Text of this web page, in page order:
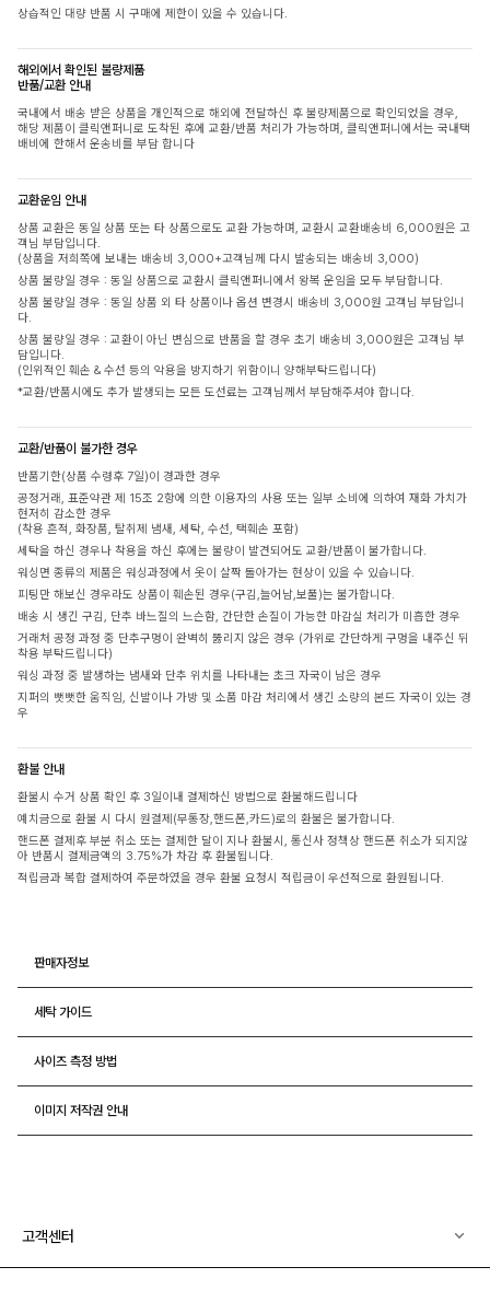
상습적인 대량 반품 시 구매에 제한이 있을 수 있습니다.
해외에서 확인된 불량제품
반품/교환 안내
국내에서 배송 받은 상품을 개인적으로 해외에 전달하신 후 불량제품으로 확인되었을 경우,
해당 제품이 클릭앤퍼니로 도착된 후에 교환/반품 처리가 가능하며, 클릭앤퍼니에서는 국내택
배비에 한해서 운송비를 부담 합니다
교환운임 안내
상품 교환은 동일 상품 또는 타 상품으로도 교환 가능하며, 교환시 교환배송비 6,000원은 고
객님 부담입니다.
(상품을 저희쪽에 보내는 배송비 3,000+고객님께 다시 발송되는 배송비 3,000)
상품 불량일 경우 : 동일 상품으로 교환시 클릭앤퍼니에서 왕복 운임을 모두 부담합니다.
상품 불량일 경우 : 동일 상품 외 타 상품이나 옵션 변경시 배송비 3,000원 고객님 부담입니
다.
상품 불량일 경우 : 교환이 아닌 변심으로 반품을 할 경우 초기 배송비 3,000원은 고객님 부
담입니다.
(인위적인 훼손 & 수선 등의 악용을 방지하기 위함이니 양해부탁드립니다)
*교환/반품시에도 추가 발생되는 모든 도선료는 고객님께서 부담해주셔야 합니다.
교환/반품이 불가한 경우
반품기한(상품 수령후 7일)이 경과한 경우
공정거래, 표준약관 제 15조 2항에 의한 이용자의 사용 또는 일부 소비에 의하여 재화 가치가
현저히 감소한 경우
(착용 흔적, 화장품, 탈취제 냄새, 세탁, 수선, 택훼손 포함)
세탁을 하신 경우나 착용을 하신 후에는 불량이 발견되어도 교환/반품이 불가합니다.
워싱면 종류의 제품은 워싱과정에서 옷이 살짝 돌아가는 현상이 있을 수 있습니다.
피팅만 해보신 경우라도 상품이 훼손된 경우(구김,늘어남,보풀)는 불가합니다.
배송 시 생긴 구김, 단추 바느질의 느슨함, 간단한 손질이 가능한 마감실 처리가 미흡한 경우
거래처 공정 과정 중 단추구멍이 완벽히 뚫리지 않은 경우 (가위로 간단하게 구멍을 내주신 뒤
착용 부탁드립니다)
워싱 과정 중 발생하는 냄새와 단추 위치를 나타내는 초크 자국이 남은 경우
지퍼의 뻣뻣한 움직임, 신발이나 가방 및 소품 마감 처리에서 생긴 소량의 본드 자국이 있는 경
우
환불 안내
환불시 수거 상품 확인 후 3일이내 결제하신 방법으로 환불해드립니다
예치금으로 환불 시 다시 원결제(무통장,핸드폰,카드)로의 환불은 불가합니다.
핸드폰 결제후 부분 취소 또는 결제한 달이 지나 환불시, 통신사 정책상 핸드폰 취소가 되지않
아 반품시 결제금액의 3.75%가 차감 후 환불됩니다.
적립금과 복합 결제하여 주문하였을 경우 환불 요청시 적립금이 우선적으로 환원됩니다.
판매자정보
세탁 가이드
사이즈 측정 방법
이미지 저작권 안내
고객센터